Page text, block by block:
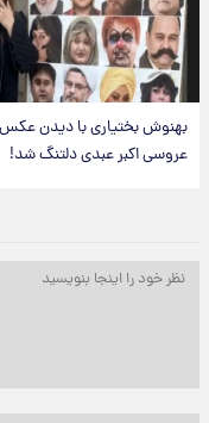
بهنوش بختیاری با دیدن
عروسی اکبر عبدی دلتنگ شد!